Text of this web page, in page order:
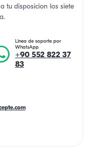
tu disposicion los siete
Linea de soporte por
WhatsApp
+90 552 822 37
83